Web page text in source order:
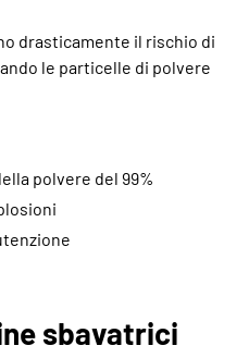
drasticamente il rischio di
le particelle di polvere
polvere del 99%
sbavatrici